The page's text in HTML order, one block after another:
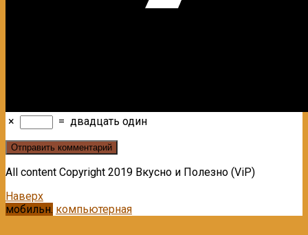
× = двадцать один
All content Copyright 2019 Вкусно и Полезно (ViP)
Наверх
мобильн. компьютерная